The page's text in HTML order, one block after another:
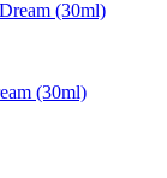
(30ml)